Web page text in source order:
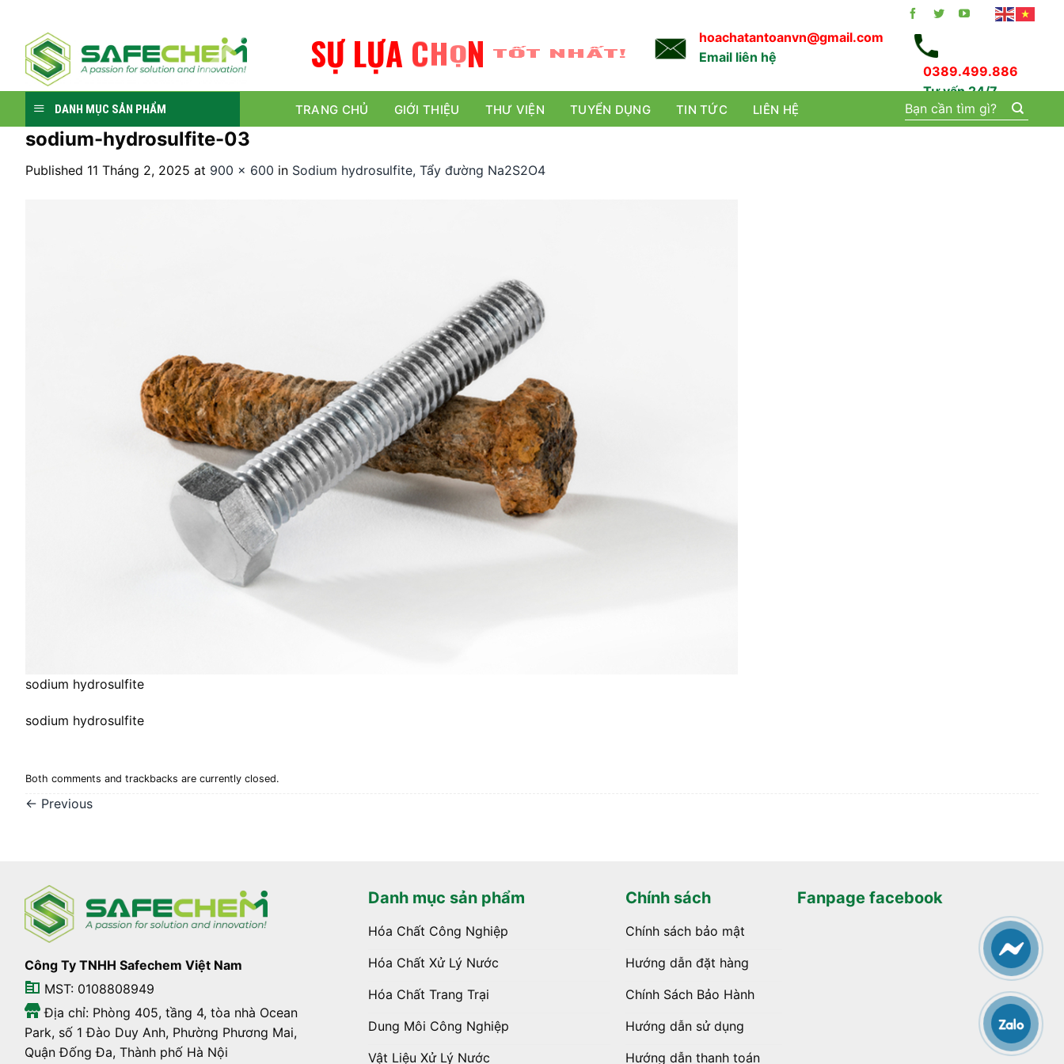
content
SỰ LỰA CHỌN TỐT NHẤT!
hoachatantoanvn@gmail.com
Email liên hệ
0389.499.886
Tư vấn 24/7
DANH MỤC SẢN PHẨM TRANG CHỦ GIỚI THIỆU THƯ VIỆN TUYỂN DỤNG TIN TỨC LIÊN HỆ
Tìm
kiếm:
sodium-hydrosulfite-03
Published 11 Tháng 2, 2025 at 900 × 600 in Sodium hydrosulfite, Tẩy đường Na2S2O4
sodium hydrosulfite
sodium hydrosulfite
Both comments and trackbacks are currently closed.
← Previous
Công Ty TNHH Safechem Việt Nam
MST: 0108808949
Địa chỉ: Phòng 405, tầng 4, tòa nhà Ocean
Park, số 1 Đào Duy Anh, Phường Phương Mai,
Quận Đống Đa, Thành phố Hà Nội
Danh mục sản phẩm
Hóa Chất Công Nghiệp
Hóa Chất Xử Lý Nước
Hóa Chất Trang Trại
Dung Môi Công Nghiệp
Vật Liệu Xử Lý Nước
Chính sách
Chính sách bảo mật
Hướng dẫn đặt hàng
Chính Sách Bảo Hành
Hướng dẫn sử dụng
Hướng dẫn thanh toán
Fanpage facebook